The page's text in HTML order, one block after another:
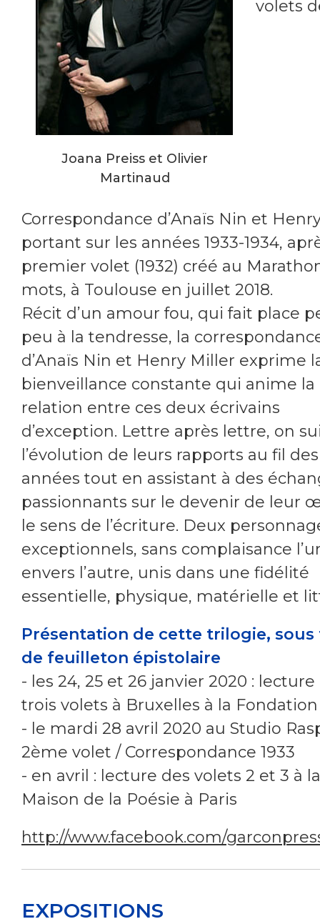
Joana Preiss et Olivier
Martinaud
volets
Correspondance d’Anaïs Nin et
portant sur les années 1933-1934,
premier volet (1932) créé au
mots, à Toulouse en juillet 2018.
Récit d’un amour fou, qui fait place
peu à la tendresse, la
d’Anaïs Nin et Henry Miller exprime
bienveillance constante qui anime la
relation entre ces deux écrivains
d’exception. Lettre après lettre, on
l’évolution de leurs rapports au fil des
années tout en assistant à des
passionnants sur le devenir de leur
le sens de l’écriture. Deux
exceptionnels, sans complaisance
envers l’autre, unis dans une fidélité
essentielle, physique, matérielle et
Présentation de cette trilogie,
de feuilleton épistolaire
- les 24, 25 et 26 janvier 2020 : lecture
trois volets à Bruxelles à la
- le mardi 28 avril 2020 au Studio
2ème volet / Correspondance 1933
- en avril : lecture des volets 2 et 3 à la
Maison de la Poésie à Paris
http://www.facebook.com/
EXPOSITIONS